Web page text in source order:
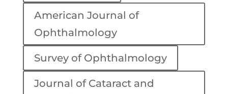
American Journal of
Ophthalmology
Survey of Ophthalmology
Journal of Cataract and